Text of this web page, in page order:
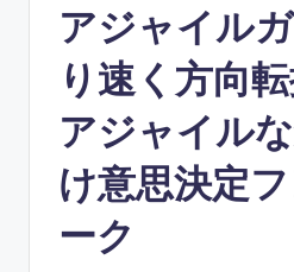
アジャイル
り速く方向
アジャイル
け意思決定
ーク